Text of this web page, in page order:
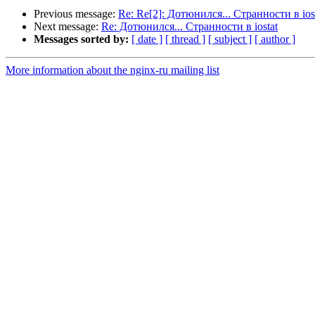
Previous message: Re: Re[2]: Дотюнился... Странности в
Next message: Re: Дотюнился... Странности в iostat
Messages sorted by: [ date ] [ thread ] [ subject ] [ author ]
More information about the nginx-ru mailing list